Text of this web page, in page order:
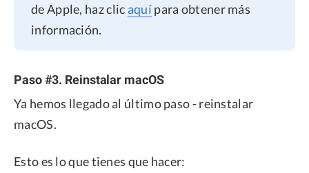
de Apple, haz clicaquípara obtener más
información.
Paso #3. Reinstalar macOS
Ya hemos llegado al último paso - reinstalar
macOS.
Esto es lo que tienes que hacer: